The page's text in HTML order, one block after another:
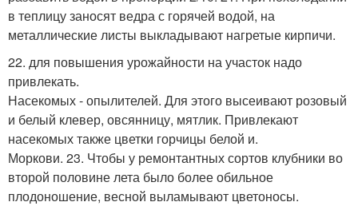
в теплицу заносят ведра с горячей водой, на
металлические листы выкладывают нагретые кирпичи.
22. для повышения урожайности на участок надо
привлекать.
Насекомых - опылителей. Для этого высеивают розовый
и белый клевер, овсянницу, мятлик. Привлекают
насекомых также цветки горчицы белой и.
Моркови. 23. Чтобы у ремонтантных сортов клубники во
второй половине лета было более обильное
плодоношение, весной выламывают цветоносы.